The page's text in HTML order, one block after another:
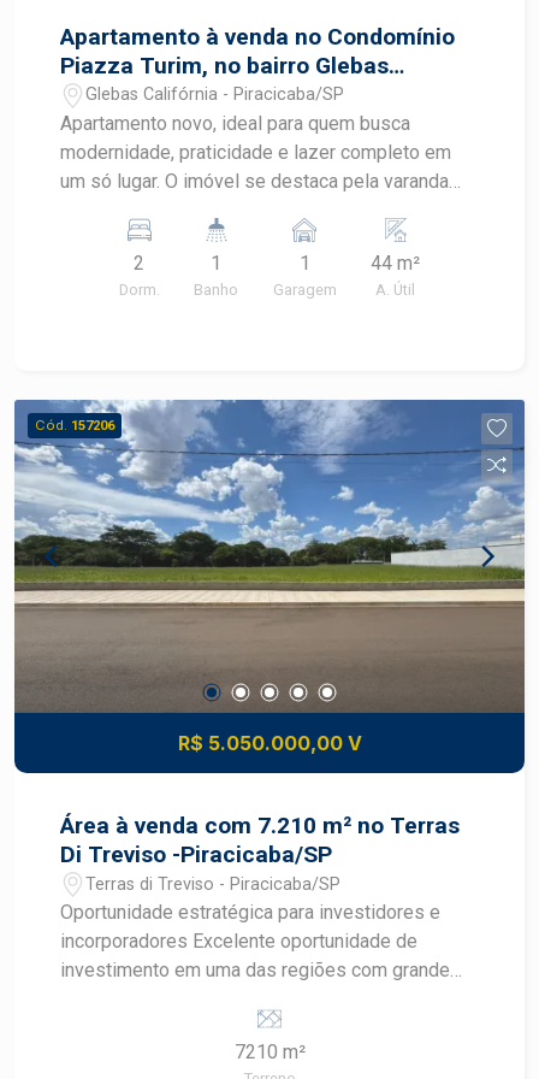
Apartamento à venda no Condomínio
Piazza Turim, no bairro Glebas
Califórnia, em Piracicaba/SP.
Glebas Califórnia - Piracicaba/SP
Apartamento novo, ideal para quem busca
modernidade, praticidade e lazer completo em
um só lugar. O imóvel se destaca pela varanda
uma região tranquila e de fácil acesso à cidade.
Características do Imóvel: Sala 2 ambientes com
Painel de TV Varanda gourmet com churrasqueira
com Blindex ate o teto e gabinete 1 vaga de
garagem descoberta
2
Dorm.
1
Banho
1
Garagem
44 m²
A. Útil
Cód. 157206
R$ 5.050.000,00 V
Área à venda com 7.210 m² no Terras
Di Treviso -Piracicaba/SP
Terras di Treviso - Piracicaba/SP
Oportunidade estratégica para investidores e
incorporadores Excelente oportunidade de
investimento em uma das regiões com grande
Área com 7.210 m², localizada no bairro Treviso,
nas proximidades do Hospital Regional de
7210 m²